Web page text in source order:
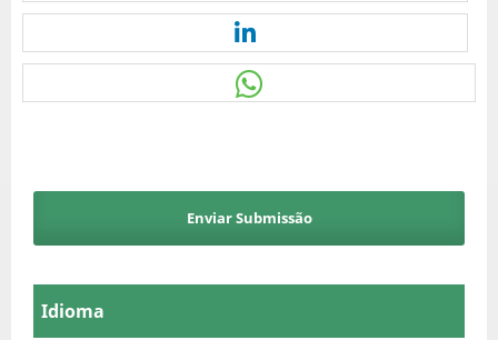
Enviar Submissão
Idioma